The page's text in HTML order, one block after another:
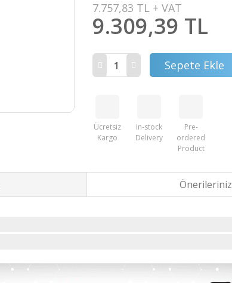
7.757,83 TL + VAT
9.309,39 TL
Sepete Ekle
Ücretsiz
Kargo
In-stock
Delivery
Pre-
ordered
Product
Önerileriniz